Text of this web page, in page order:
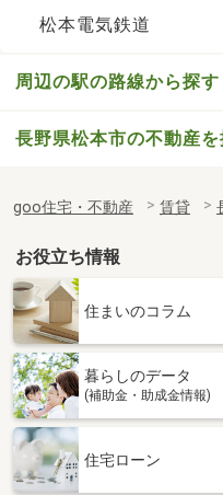
松本電気鉄道
周辺の駅の路線から探す
長野県松本市の不動産を
goo住宅・不動産 賃貸
お役立ち情報
住まいのコラム
暮らしのデータ
(補助金・助成金情報)
住宅ローン